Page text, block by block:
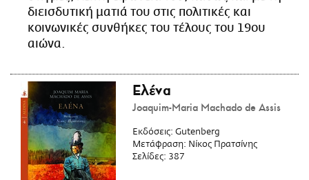
διεισδυτική ματιά του στις πολιτικές και
κοινωνικές συνθήκες του τέλους του 19ου
αιώνα.
Ελένα
Joaquim-Maria Machado de Assis
Εκδόσεις: Gutenberg
Μετάφραση: Νίκος Πρατσίνης
Σελίδες: 387